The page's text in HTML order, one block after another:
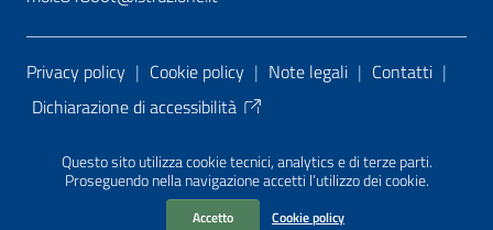
Questo sito utilizza cookie tecnici, analytics e di terze parti.
Proseguendo nella navigazione accetti l’utilizzo dei cookie.
Accetto Cookie policy
Sezione Link Utili
Privacy policy | Cookie policy | Note legali | Contatti |
Dichiarazione di accessibilità
PA di AgID
| Realizzato con WordPress
da